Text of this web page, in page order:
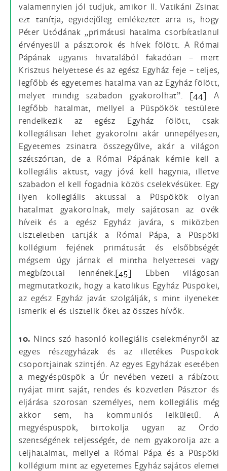
valamennyien jól tudjuk, amikor II. Vatikáni Zsinat
ezt tanítja, egyidejűleg emlékeztet arra is, hogy
Péter Utódának „primátusi hatalma csorbítatlanul
érvényesül a pásztorok és hívek fölött. A Római
Pápának ugyanis hivatalából fakadóan – mert
Krisztus helyettese és az egész Egyház feje – teljes,
legfőbb és egyetemes hatalma van az Egyház fölött,
melyet mindig szabadon gyakorolhat”. [44] A
legfőbb hatalmat, mellyel a Püspökök testülete
rendelkezik az egész Egyház fölött, csak
kollegiálisan lehet gyakorolni akár ünnepélyesen,
Egyetemes zsinatra összegyűlve, akár a világon
szétszórtan, de a Római Pápának kérnie kell a
kollegiális aktust, vagy jóvá kell hagynia, illetve
szabadon el kell fogadnia közös cselekvésüket. Egy
ilyen kollegiális aktussal a Püspökök olyan
hatalmat gyakorolnak, mely sajátosan az övék
híveik és a egész Egyház javára, s miközben
tiszteletben tartják a Római Pápa, a Püspöki
kollégium fejének primátusát és elsőbbségét
mégsem úgy járnak el mintha helyettesei vagy
megbízottai lennének.[45] Ebben világosan
megmutatkozik, hogy a katolikus Egyház Püspökei,
az egész Egyház javát szolgálják, s mint ilyeneket
ismerik el és tisztelik őket az összes hívők.
10. Nincs szó hasonló kollegiális cselekményről az
egyes részegyházak és az illetékes Püspökök
csoportjainak szintjén. Az egyes Egyházak esetében
a megyéspüspök a Úr nevében vezeti a rábízott
nyájat mint saját, rendes és közvetlen Pásztor és
eljárása szorosan személyes, nem kollegiális még
akkor sem, ha kommuniós lelkületű. A
megyéspüspök, birtokolja ugyan az Ordo
szentségének teljességét, de nem gyakorolja azt a
teljhatalmat, mellyel a Római Pápa és a Püspöki
kollégium mint az egyetemes Egyház sajátos elemei